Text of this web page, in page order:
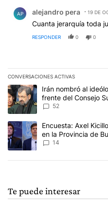
AP alejandro pera 19 DE
Cuanta jerarquía toda
RESPONDER 0 0
CONVERSACIONES ACTIVAS
Este listado muestra los
Un artículo de tendencia con
Irán nombró al
frente del Consejo
52
Un artículo de tendencia con
Encuesta: Axel
en la Provincia de
ganador
14